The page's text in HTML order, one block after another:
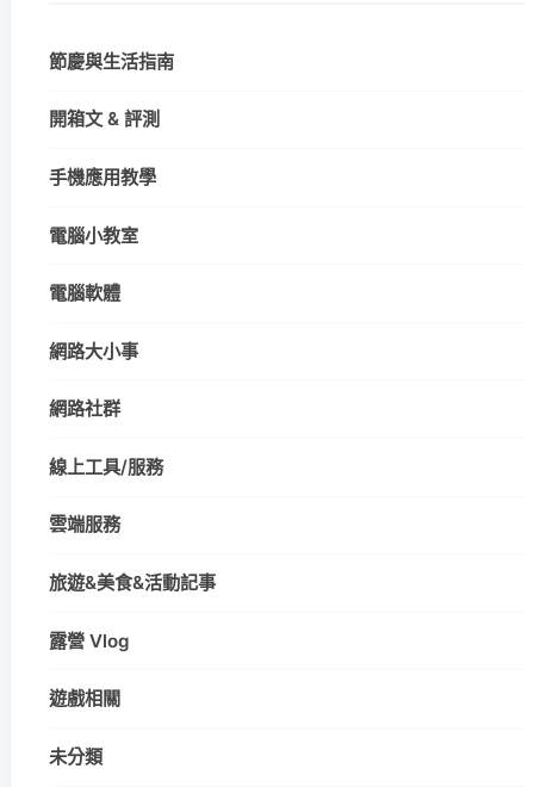
節慶與生活指南
開箱文 & 評測
手機應用教學
電腦小教室
電腦軟體
網路大小事
網路社群
線上工具/服務
雲端服務
旅遊&美食&活動記事
露營 Vlog
遊戲相關
未分類